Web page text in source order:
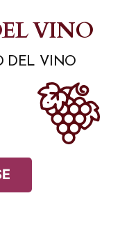
VINO
DEL VINO